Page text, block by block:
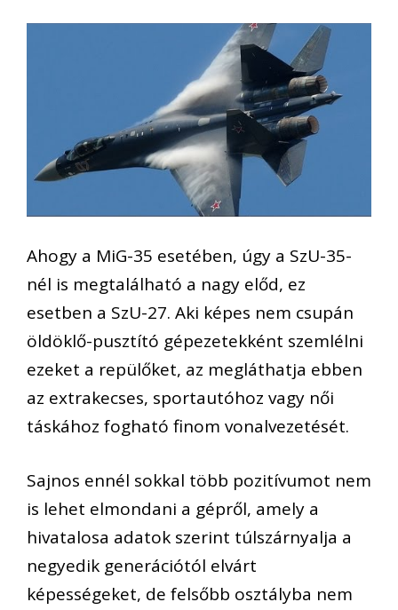
Ahogy a MiG-35 esetében, úgy a SzU-35-
nél is megtalálható a nagy előd, ez
esetben a SzU-27. Aki képes nem csupán
öldöklő-pusztító gépezetekként szemlélni
ezeket a repülőket, az megláthatja ebben
az extrakecses, sportautóhoz vagy női
táskához fogható finom vonalvezetését.
Sajnos ennél sokkal több pozitívumot nem
is lehet elmondani a gépről, amely a
hivatalosa adatok szerint túlszárnyalja a
negyedik generációtól elvárt
képességeket, de felsőbb osztályba nem